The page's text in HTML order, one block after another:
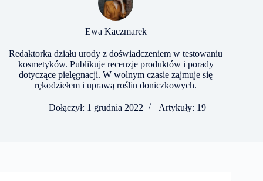
Ewa Kaczmarek
Redaktorka działu urody z doświadczeniem w testowaniu
kosmetyków. Publikuje recenzje produktów i porady
dotyczące pielęgnacji. W wolnym czasie zajmuje się
rękodziełem i uprawą roślin doniczkowych.
Dołączył: 1 grudnia 2022 Artykuły: 19